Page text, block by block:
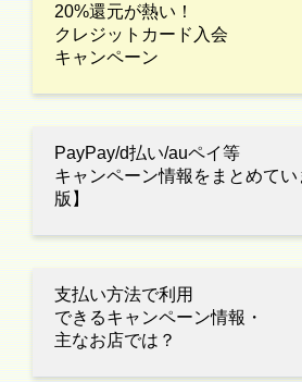
20%還元が熱い！
クレジットカード入会
キャンペーン
PayPay/d払い/auペイ等
キャンペーン情報をまとめて
版】
支払い方法で利用
できるキャンペーン情報・
主なお店では？